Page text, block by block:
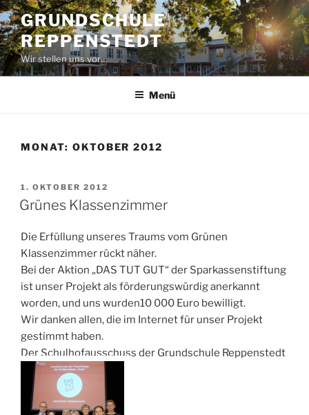
Zum
Inhalt
springen
GRUNDSCHULE
REPPENSTEDT
Wir stellen uns vor…
Menü
MONAT: OKTOBER 2012
VERÖFFENTLICHT
AM
1. OKTOBER 2012
Grünes Klassenzimmer
Die Erfüllung unseres Traums vom Grünen
Klassenzimmer rückt näher.
Bei der Aktion „DAS TUT GUT“ der Sparkassenstiftung
ist unser Projekt als förderungswürdig anerkannt
worden, und uns wurden10 000 Euro bewilligt.
Wir danken allen, die im Internet für unser Projekt
gestimmt haben.
Der Schulhofausschuss der Grundschule Reppenstedt